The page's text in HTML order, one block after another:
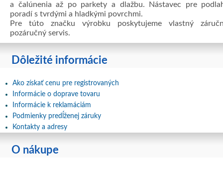
a čalúnenia až po parkety a dlažbu. Nástavec pre
poradí s tvrdými a hladkými povrchmi.
Pre túto značku výrobku poskytujeme vlastný
pozáručný servis.
Dôležité informácie
Ako získať cenu pre registrovaných
Informácie o doprave tovaru
Informácie k reklamáciám
Podmienky predĺženej záruky
Kontakty a adresy
O nákupe